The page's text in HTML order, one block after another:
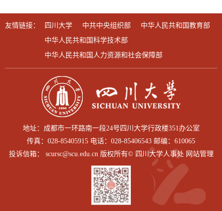
友情链接： 四川大学 中共中央组织部
中华人民共和国教育部
中华人民共和国科学技术部
中华人民共和国人力资源和社会保障部
地址：成都市一环路南一段24号四川大学行政楼351办公室
传真：028-85405915 电话：028-85406543 邮编：610065
投诉信箱： scursc@scu.edu.cn 版权所有© 四川大学人事处 网站管理